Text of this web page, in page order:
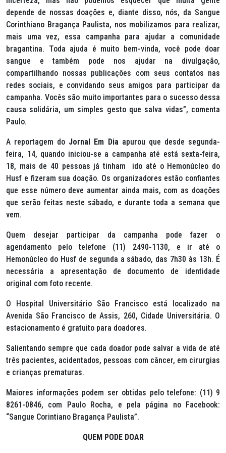
depende de nossas doações e, diante disso, nós, da Sangue
Corinthiano Bragança Paulista, nos mobilizamos para realizar,
mais uma vez, essa campanha para ajudar a comunidade
bragantina. Toda ajuda é muito bem-vinda, você pode doar
sangue e também pode nos ajudar na divulgação,
compartilhando nossas publicações com seus contatos nas
redes sociais, e convidando seus amigos para participar da
campanha. Vocês são muito importantes para o sucesso dessa
causa solidária, um simples gesto que salva vidas”, comenta
Paulo.
A reportagem do Jornal Em Diaapurou que desde segunda-
feira, 14, quando iniciou-se a campanha até está sexta-feira,
18, mais de 40 pessoas já tinham ido até o Hemonúcleo do
Husf e fizeram sua doação. Os organizadores estão confiantes
que esse número deve aumentar ainda mais, com as doações
que serão feitas neste sábado, e durante toda a semana que
vem.
Quem desejar participar da campanha pode fazer o
agendamento pelo telefone (11) 2490-1130, e ir até o
Hemonúcleo do Husf de segunda a sábado, das 7h30 às 13h. É
necessária a apresentação de documento de identidade
original com foto recente.
O Hospital Universitário São Francisco está localizado na
Avenida São Francisco de Assis, 260, Cidade Universitária. O
estacionamento é gratuito para doadores.
Salientando sempre que cada doador pode salvar a vida de até
três pacientes, acidentados, pessoas com câncer, em cirurgias
e crianças prematuras.
Maiores informações podem ser obtidas pelo telefone: (11) 9
8261-0846, com Paulo Rocha, e pela página no Facebook:
“Sangue Corintiano Bragança Paulista”.
QUEM PODE DOAR